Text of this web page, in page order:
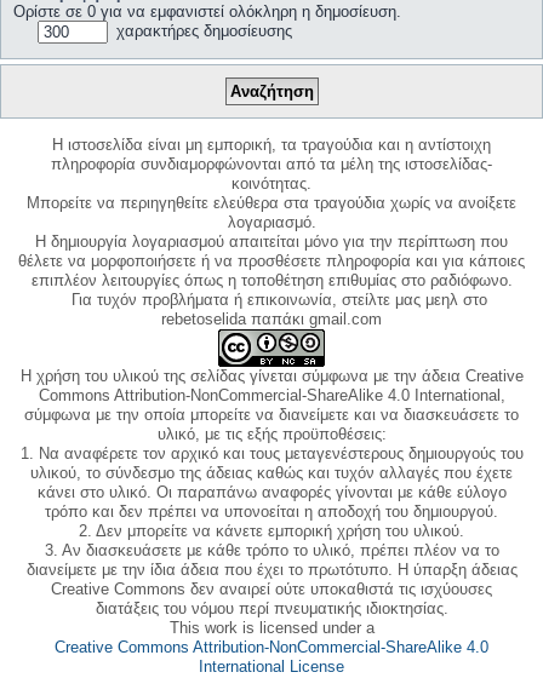
Ορίστε σε 0 για να εμφανιστεί ολόκληρη η δημοσίευση.
χαρακτήρες δημοσίευσης
Η ιστοσελίδα είναι μη εμπορική, τα τραγούδια και η αντίστοιχη
πληροφορία συνδιαμορφώνονται από τα μέλη της ιστοσελίδας-
κοινότητας.
Μπορείτε να περιηγηθείτε ελεύθερα στα τραγούδια χωρίς να ανοίξετε
λογαριασμό.
Η δημιουργία λογαριασμού απαιτείται μόνο για την περίπτωση που
θέλετε να μορφοποιήσετε ή να προσθέσετε πληροφορία και για κάποιες
επιπλέον λειτουργίες όπως η τοποθέτηση επιθυμίας στο ραδιόφωνο.
Για τυχόν προβλήματα ή επικοινωνία, στείλτε μας μεηλ στο
rebetoselida παπάκι gmail.com
Η χρήση του υλικού της σελίδας γίνεται σύμφωνα με την άδεια Creative
Commons Attribution-NonCommercial-ShareAlike 4.0 International,
σύμφωνα με την οποία μπορείτε να διανείμετε και να διασκευάσετε το
υλικό, με τις εξής προϋποθέσεις:
1. Να αναφέρετε τον αρχικό και τους μεταγενέστερους δημιουργούς του
υλικού, το σύνδεσμο της άδειας καθώς και τυχόν αλλαγές που έχετε
κάνει στο υλικό. Οι παραπάνω αναφορές γίνονται με κάθε εύλογο
τρόπο και δεν πρέπει να υπονοείται η αποδοχή του δημιουργού.
2. Δεν μπορείτε να κάνετε εμπορική χρήση του υλικού.
3. Αν διασκευάσετε με κάθε τρόπο το υλικό, πρέπει πλέον να το
διανείμετε με την ίδια άδεια που έχει το πρωτότυπο. Η ύπαρξη άδειας
Creative Commons δεν αναιρεί ούτε υποκαθιστά τις ισχύουσες
διατάξεις του νόμου περί πνευματικής ιδιοκτησίας.
This work is licensed under a
Creative Commons Attribution-NonCommercial-ShareAlike 4.0
International License